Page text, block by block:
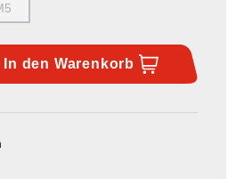
In den Warenkorb